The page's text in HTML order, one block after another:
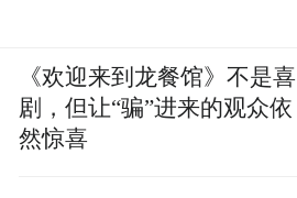
《欢迎来到龙餐馆》不是喜
剧，但让“骗”进来的观众依
然惊喜